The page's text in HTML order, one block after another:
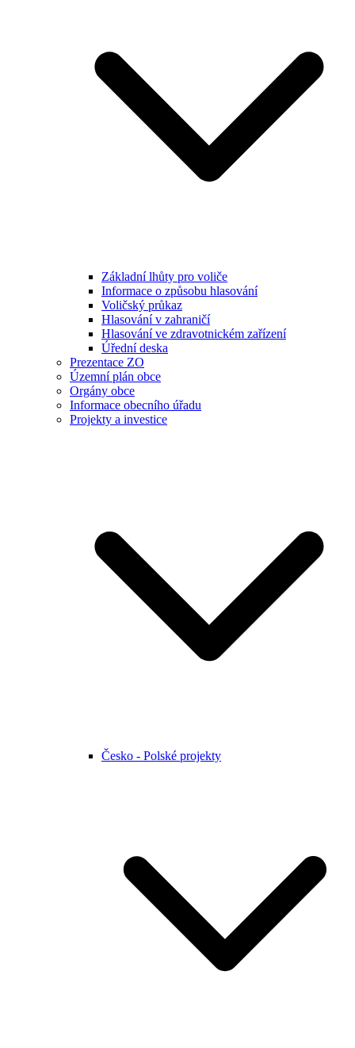
Základní lhůty pro voliče
Informace o způsobu hlasování
Voličský průkaz
Hlasování v zahraničí
Hlasování ve zdravotnickém zařízení
Úřední deska
Prezentace ZO
Územní plán obce
Orgány obce
Informace obecního úřadu
Projekty a investice
Česko - Polské projekty